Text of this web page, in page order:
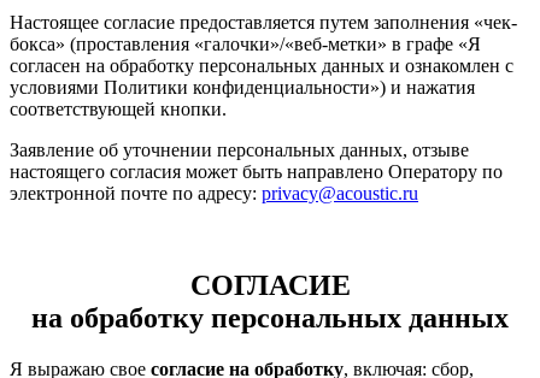
Настоящее согласие предоставляется путем заполнения «чек-
бокса» (проставления «галочки»/«веб-метки» в графе «Я
согласен на обработку персональных данных и ознакомлен с
условиями Политики конфиденциальности») и нажатия
соответствующей кнопки.
Заявление об уточнении персональных данных, отзыве
настоящего согласия может быть направлено Оператору по
электронной почте по адресу: privacy@acoustic.ru
СОГЛАСИЕ
на обработку персональных данных
Я выражаю свое согласие на обработку, включая: сбор,